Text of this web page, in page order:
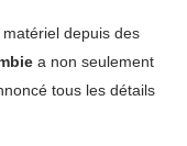
depuis des
a non seulement
tous les détails